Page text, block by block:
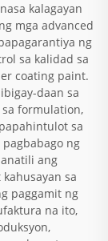
kalagayan
mga advanced
ng
sa kalidad sa
coating paint.
daan sa
formulation,
sa
ng
ang
sa
paggamit ng
na ito,